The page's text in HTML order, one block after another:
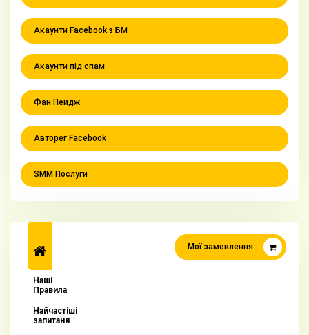
Акаунти Facebook з БМ
Акаунти під спам
Фан Пейдж
Авторег Facebook
SMM Послуги
Наші
Правила
Найчастіші
запитаня
Мої замовлення